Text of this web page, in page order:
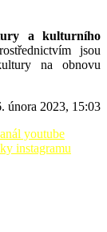
a kulturního
jsou
na obnovu
února 2023, 15:03